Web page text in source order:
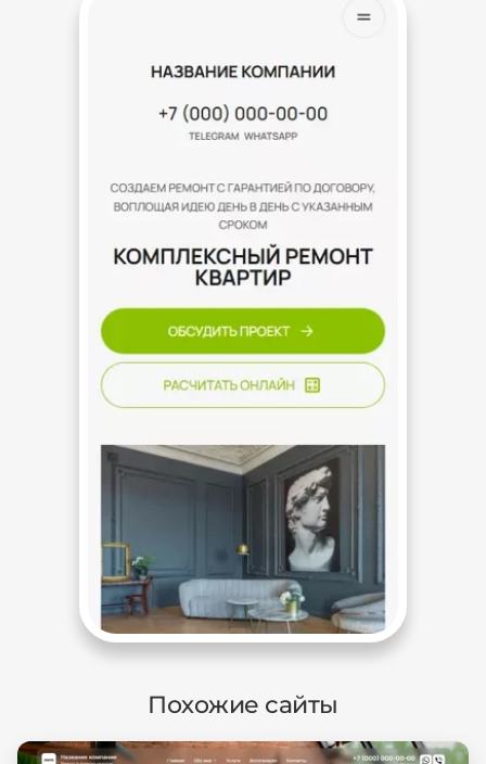
Похожие сайты